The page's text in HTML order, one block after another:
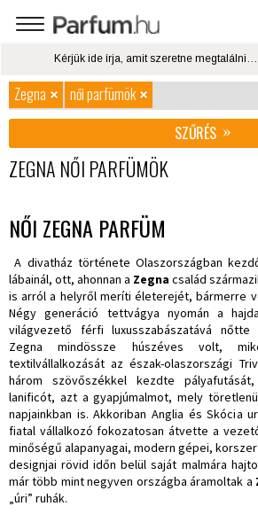
Zegna
női parfümök
SZŰRÉS
ZEGNA NŐI PARFÜMÖK
NŐI ZEGNA PARFÜM
A divatház története Olaszországban
lábainál, ott, ahonnan a Zegna család
is arról a helyről meríti életerejét, bármerre
Négy generáció tettvágya nyomán a
világvezető férfi luxusszabászatává nőtte
Zegna mindössze húszéves volt,
textilvállalkozását az észak-olaszországi
három szövőszékkel kezdte
lanificót, azt a gyapjúmalmot, mely
napjainkban is. Akkoriban Anglia és Skócia
fiatal vállalkozó fokozatosan átvette a
minőségű alapanyagai, modern gépei,
designjai rövid időn belül saját malmára
már több mint negyven országba áramoltak a
„úri” ruhák.